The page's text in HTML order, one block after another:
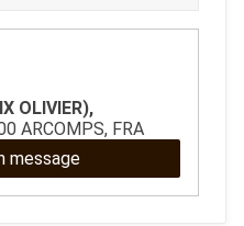
VERTS
UTV
message
OLIVIER),
ARCOMPS, FRA